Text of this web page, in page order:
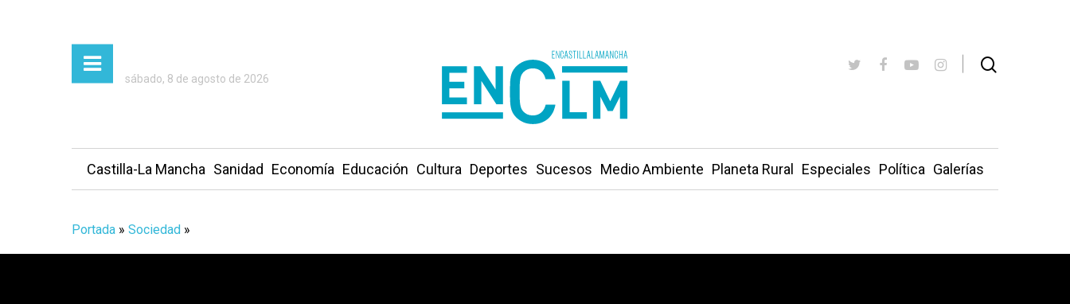
sábado, 8 de agosto de 2026
Castilla-La Mancha Sanidad Economía Educación Cultura Deportes Sucesos Medio Ambiente Planeta Rural Especiales Política Galerías
Portada » Sociedad »